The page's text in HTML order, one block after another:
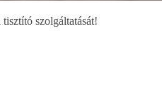
szolgáltatását!